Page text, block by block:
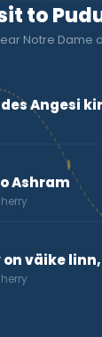
to
Notre Dame
Angesi
Ashram